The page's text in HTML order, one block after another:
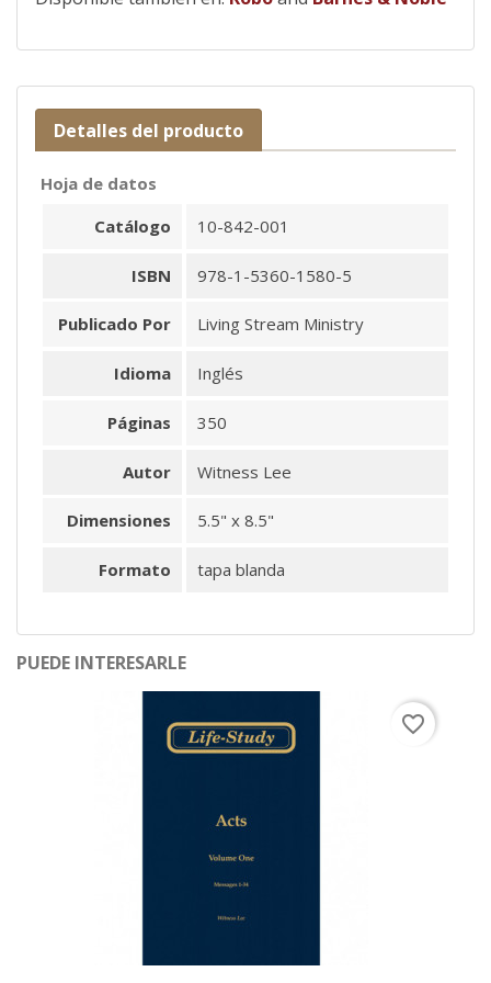
Detalles del producto
Hoja de datos
Catálogo
10-842-001
ISBN 978-1-5360-1580-5
Publicado Por Living Stream Ministry
Idioma Inglés
Páginas 350
Autor Witness Lee
Dimensiones 5.5" x 8.5"
Formato tapa blanda
PUEDE INTERESARLE
favorite_border